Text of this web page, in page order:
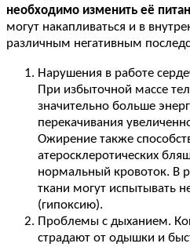
необходимо изменить её
могут накапливаться и в
различным негативным
Нарушения в работе
При избыточной массе
значительно больше
перекачивания
Ожирение также
атеросклеротических
нормальный кровоток. В
ткани могут испытывать
(гипоксию).
Проблемы с дыханием.
страдают от одышки и